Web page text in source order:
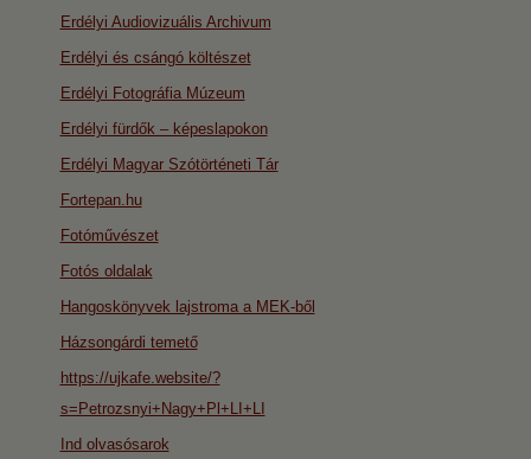
Erdélyi Audiovizuális Archivum
Erdélyi és csángó költészet
Erdélyi Fotográfia Múzeum
Erdélyi fürdők – képeslapokon
Erdélyi Magyar Szótörténeti Tár
Fortepan.hu
Fotóművészet
Fotós oldalak
Hangoskönyvek lajstroma a MEK-ből
Házsongárdi temető
https://ujkafe.website/?
s=Petrozsnyi+Nagy+Pl+LI+LI
Ind olvasósarok